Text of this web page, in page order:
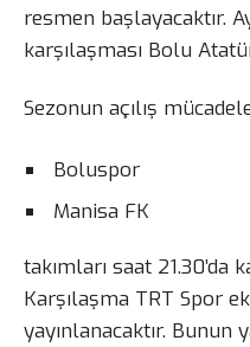
resmen başlayacaktır.
karşılaşması Bolu
Sezonun açılış
Boluspor
Manisa FK
takımları saat 21.30’da
Karşılaşma TRT Spor
yayınlanacaktır. Bunun